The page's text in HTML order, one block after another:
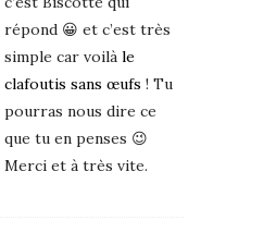
répond 😀 et c’est très
simple car voilà le
clafoutis sans œufs ! Tu
pourras nous dire ce
que tu en penses 😉
Merci et à très vite.